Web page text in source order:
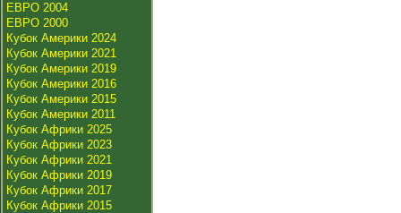
ЕВРО 2004
ЕВРО 2000
Кубок Америки 2024
Кубок Америки 2021
Кубок Америки 2019
Кубок Америки 2016
Кубок Америки 2015
Кубок Америки 2011
Кубок Африки 2025
Кубок Африки 2023
Кубок Африки 2021
Кубок Африки 2019
Кубок Африки 2017
Кубок Африки 2015